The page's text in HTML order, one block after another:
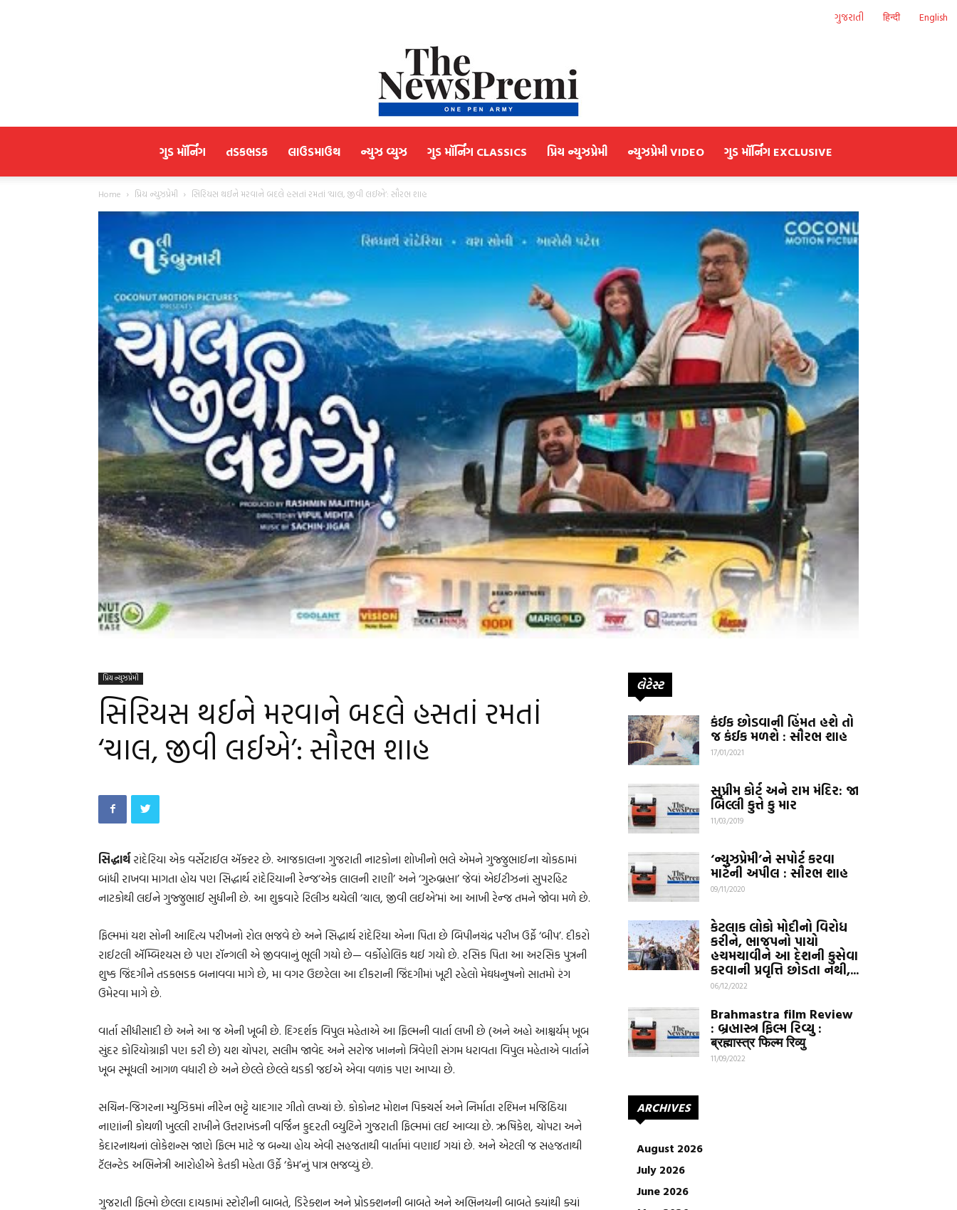
ગુજરાતી हिन्दी English
ગુડ મૉર્નિંગ તડકભડક લાઉડમાઉથ ન્યુઝ વ્યુઝ ગુડ મૉર્નિંગ CLASSICS પ્રિય ન્યુઝપ્રેમી ન્યુઝપ્રેમી VIDEO ગુડ મૉર્નિંગ EXCLUSIVE
Home પ્રિય ન્યુઝપ્રેમી સિરિયસ થઈને મરવાને બદલે હસતાં રમતાં ‘ચાલ, જીવી લઈએ’: સૌરભ શાહ
પ્રિય ન્યુઝપ્રેમી
સિરિયસ થઈને મરવાને બદલે હસતાં રમતાં
‘ચાલ, જીવી લઈએ’: સૌરભ શાહ
સિદ્ધાર્થરાંદેરિયા એક વર્સેટાઈલ ઍક્ટર છે. આજકાલના ગુજરાતી નાટકોના શોખીનો ભલે એમને ગુજ્જુભાઈના ચોકઠામાં
બાંધી રાખવા માગતા હોય પણ સિદ્ધાર્થ રાંદેરિયાની રેન્જ‘એક લાલની રાણી’ અને ‘ગુરુબ્રહ્મા’ જેવાં એઈટીઝનાં સુપરહિટ
નાટકોથી લઈને ગુજ્જુભાઈ સુધીની છે. આ શુક્રવારે રિલીઝ થયેલી ‘ચાલ, જીવી લઈએ’માં આ આખી રેન્જ તમને જોવા મળે છે.
ફિલ્મમાં યશ સોની આદિત્ય પરીખનો રોલ ભજવે છે અને સિદ્ધાર્થ રાંદેરિયા એના પિતા છે બિપીનચંદ્ર પરીખ ઉર્ફે ‘બીપ’. દીકરો
રાઈટલી ઍમ્બિશ્યસ છે પણ રૉન્ગલી એ જીવવાનું ભૂલી ગયો છે— વર્કોહોલિક થઈ ગયો છે. રસિક પિતા આ અરસિક પુત્રની
શુષ્ક જિંદગીને તડકભડક બનાવવા માગે છે, મા વગર ઉછરેલા આ દીકરાની જિંદગીમાં ખૂટી રહેલો મેઘધનુષનો સાતમો રંગ
ઉમેરવા માગે છે.
વાર્તા સીધીસાદી છે અને આ જ એની ખૂબી છે. દિગ્દર્શક વિપુલ મહેતાએ આ ફિલ્મની વાર્તા લખી છે (અને અહો આશ્ચર્યમ્ ખૂબ
સુંદર કોરિયોગ્રાફી પણ કરી છે) યશ ચોપરા, સલીમ જાવેદ અને સરોજ ખાનનો ત્રિવેણી સંગમ ધરાવતા વિપુલ મહેતાએ વાર્તાને
ખૂબ સ્મૂધલી આગળ વધારી છે અને છેલ્લે છેલ્લે થડકી જઈએ એવા વળાંક પણ આપ્યા છે.
સચિન-જિગરના મ્યુઝિકમાં નીરેન ભટ્ટે યાદગાર ગીતો લખ્યાં છે. કોકોનટ મોશન પિક્ચર્સ અને નિર્માતા રશ્મિન મજિઠિયા
નાણાંની કોથળી ખુલ્લી રાખીને ઉત્તરાખંડની વર્જિન કુદરતી બ્યુટિને ગુજરાતી ફિલ્મમાં લઈ આવ્યા છે. ઋષિકેશ, ચોપટા અને
કેદારનાથનાં લોકેશન્સ જાણે ફિલ્મ માટે જ બન્યા હોય એવી સહજતાથી વાર્તામાં વણાઈ ગયાં છે. અને એટલી જ સહજતાથી
ટૅલન્ટેડ અભિનેત્રી આરોહીએ કેતકી મહેતા ઉર્ફે ‘કેમ’નું પાત્ર ભજવ્યું છે.
ગુજરાતી ફિલ્મો છેલ્લા દાયકામાં સ્ટોરીની બાબતે, ડિરેક્શન અને પ્રોડક્શનની બાબતે અને અભિનયની બાબતે ક્યાંથી ક્યાં
લેટેસ્ટ
કંઈક છોડવાની હિંમત હશે તો
જ કંઈક મળશે : સૌરભ શાહ
17/01/2021
સુપ્રીમ કોર્ટ અને રામ મંદિર: જા
બિલ્લી કુત્તે કુ માર
11/03/2019
‘ન્યુઝપ્રેમી’ને સપોર્ટ કરવા
માટેની અપીલ : સૌરભ શાહ
09/11/2020
કેટલાક લોકો મોદીનો વિરોધ
કરીને, ભાજપનો પાયો
હચમચાવીને આ દેશની કુસેવા
કરવાની પ્રવૃત્તિ છોડતા નથી,...
06/12/2022
Brahmastra film Review
: બ્રહ્માસ્ત્ર ફિલ્મ રિવ્યુ :
ब्रह्मास्त्र फिल्म रिव्यु
11/09/2022
ARCHIVES
August 2026
July 2026
June 2026